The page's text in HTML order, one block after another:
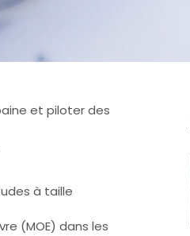
et piloter des
à taille
(MOE) dans les